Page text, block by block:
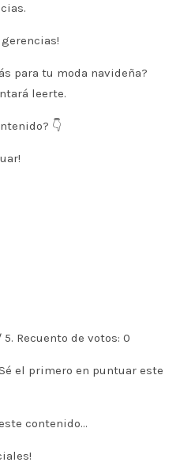
para tu moda navideña?
leerte.
👇
5. Recuento de votos: 0
el primero en puntuar este
contenido...